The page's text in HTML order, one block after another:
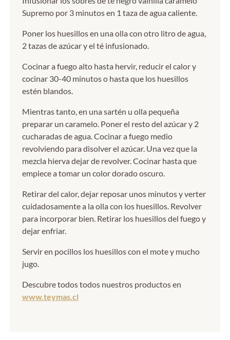
Supremo por 3 minutos en 1 taza de agua caliente.
Poner los huesillos en una olla con otro litro de agua,
2 tazas de azúcar y el té infusionado.
Cocinar a fuego alto hasta hervir, reducir el calor y
cocinar 30-40 minutos o hasta que los huesillos
estén blandos.
Mientras tanto, en una sartén u olla pequeña
preparar un caramelo. Poner el resto del azúcar y 2
cucharadas de agua. Cocinar a fuego medio
revolviendo para disolver el azúcar. Una vez que la
mezcla hierva dejar de revolver. Cocinar hasta que
empiece a tomar un color dorado oscuro.
Retirar del calor, dejar reposar unos minutos y verter
cuidadosamente a la olla con los huesillos. Revolver
para incorporar bien. Retirar los huesillos del fuego y
dejar enfriar.
Servir en pocillos los huesillos con el mote y mucho
jugo.
Descubre todos todos nuestros productos en
www.teymas.cl